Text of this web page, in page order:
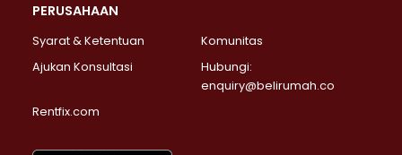
PERUSAHAAN
Syarat & Ketentuan
Komunitas
Ajukan Konsultasi
Hubungi:
enquiry@belirumah.co
Rentfix.com